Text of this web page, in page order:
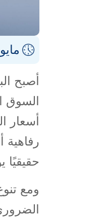
مايو 16, 2026
أصبح
السوق
أسعار
حقيقيًا
ومع